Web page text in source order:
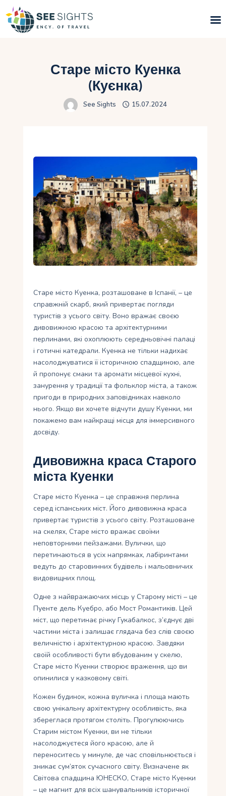
Типи Турів
Інфо
Контакти
Укр
Старе місто Куенка
(Куєнка)
See Sights 15.07.2024
Старе місто Куенка, розташоване в Іспанії, – це
справжній скарб, який привертає погляди
туристів з усього світу. Воно вражає своєю
дивовижною красою та архітектурними
перлинами, які охоплюють середньовічні палаці
і готичні катедрали. Куенка не тільки надихає
насолоджуватися її історичною спадщиною, але
й пропонує смаки та аромати місцевої кухні,
занурення у традиції та фольклор міста, а також
пригоди в природних заповідниках навколо
нього. Якщо ви хочете відчути душу Куенки, ми
покажемо вам найкращі місця для іммерсивного
досвіду.
Дивовижна краса Старого
міста Куенки
Старе місто Куенка – це справжня перлина
серед іспанських міст. Його дивовижна краса
привертає туристів з усього світу. Розташоване
на скелях, Старе місто вражає своїми
неповторними пейзажами. Вулички, що
перетинаються в усіх напрямках, лабіринтами
ведуть до старовинних будівель і мальовничих
видовищних площ.
Одне з найвражаючих місць у Старому місті – це
Пуенте дель Куебро, або Мост Романтиків. Цей
міст, що перетинає річку Гукабалкос, з’єднує дві
частини міста і залишає глядача без слів своєю
величністю і архітектурною красою. Завдяки
своїй особливості бути вбудованим у скелю,
Старе місто Куенки створює враження, що ви
опинилися у казковому світі.
Кожен будинок, кожна вуличка і площа мають
свою унікальну архітектурну особливість, яка
збереглася протягом століть. Прогулюючись
Старим містом Куенки, ви не тільки
насолоджуєтеся його красою, але й
переноситесь у минуле, де час сповільнюється і
зникає сум’яток сучасного світу. Визначене як
Світова спадщина ЮНЕСКО, Старе місто Куенки
– це магнит для всіх шанувальників історичної